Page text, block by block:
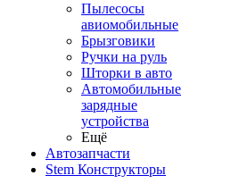
Пылесосы
авиомобильные
Брызговики
Ручки на руль
Шторки в авто
Автомобильные
зарядные
устройства
Ещё
Автозапчасти
Stem Конструкторы